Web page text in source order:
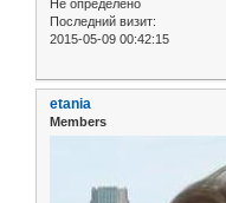
Не определено
Последний визит:
2015-05-09 00:42:15
etania
Members